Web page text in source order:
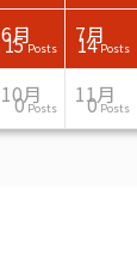
6月
15 Posts
7月
14 Posts
10月
0 Posts
11月
0 Posts